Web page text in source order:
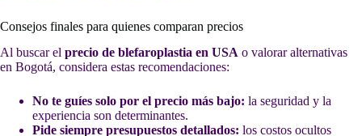
Consejos finales para quienes comparan precios
Al buscar el precio de blefaroplastia en USA o valorar alternativas
en Bogotá, considera estas recomendaciones:
No te guíes solo por el precio más bajo: la seguridad y la
experiencia son determinantes.
Pide siempre presupuestos detallados: los costos ocultos